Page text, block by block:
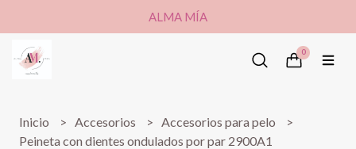
ALMA MÍA
0
Inicio Accesorios
Accesorios para pelo
Peineta con dientes ondulados por par 2900A1